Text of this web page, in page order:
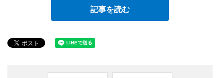
記事を読む